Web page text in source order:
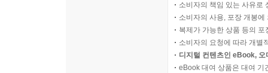
소비자의 책임 있는 사유로
소비자의 사용, 포장 개봉
복제가 가능한 상품 등의
소비자의 요청에 따라 개별
디지털 컨텐츠인 eBook,
eBook 대여 상품은 대여 기